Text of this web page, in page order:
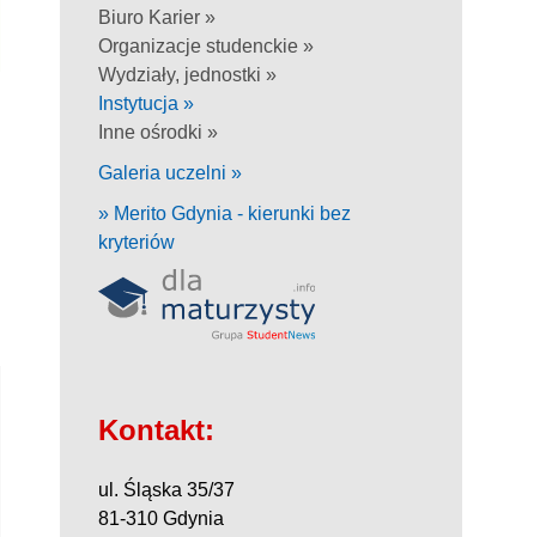
Biuro Karier »
Organizacje studenckie »
Wydziały, jednostki »
Instytucja »
Inne ośrodki »
Galeria uczelni »
» Merito Gdynia - kierunki bez
kryteriów
Kontakt:
ul. Śląska 35/37
81-310 Gdynia